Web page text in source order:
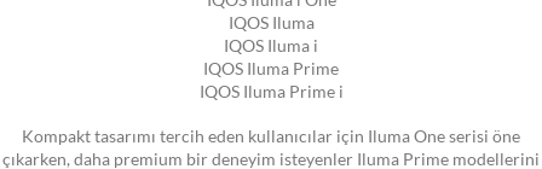
IQOS Iluma
IQOS Iluma i
IQOS Iluma Prime
IQOS Iluma Prime i
Kompakt tasarımı tercih eden kullanıcılar için Iluma One serisi öne
çıkarken, daha premium bir deneyim isteyenler Iluma Prime modellerini